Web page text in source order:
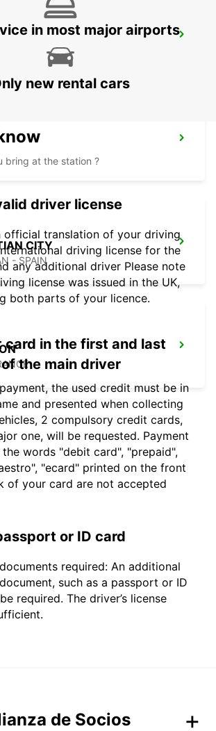
STATION
CITY
- SPAIN
in most major airports
new rental cars
bring at the station ?
driver license
official translation of your driving
driving license for the
any additional driver Please note
license was issued in the UK,
both parts of your licence.
card in the first and last
the main driver
the used credit must be in
and presented when collecting
2 compulsory credit cards,
one, will be requested. Payment
words "debit card", "prepaid",
"ecard" printed on the front
of your card are not accepted
or ID card
required: An additional
such as a passport or ID
required. The driver’s license
de Socios